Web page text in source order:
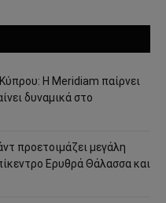
Η Meridiam παίρνει
δυναμικά στο
προετοιμάζει μεγάλη
Ερυθρά Θάλασσα και